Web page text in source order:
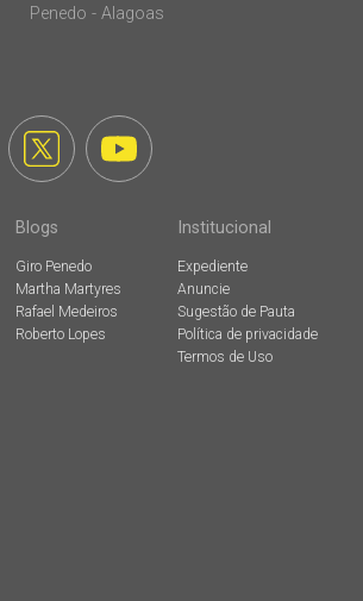
Penedo - Alagoas
Blogs
Giro Penedo
Martha Martyres
Rafael Medeiros
Roberto Lopes
Institucional
Expediente
Anuncie
Sugestão de Pauta
Política de privacidade
Termos de Uso